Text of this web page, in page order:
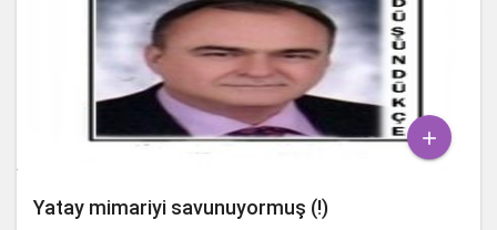

Yatay mimariyi savunuyormuş (!)